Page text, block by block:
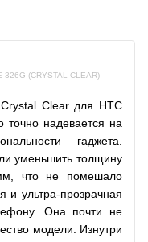
(CRYSTAL CLEAR)
Clear для HTC
точно надевается на
гаджета.
уменьшить толщину
что не помешало
и ультра-прозрачная
Она почти не
модели. Изнутри